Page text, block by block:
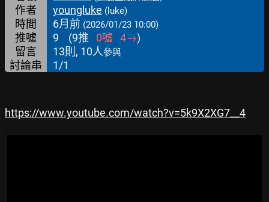
作者 youngluke (luke)
時間 6月前 (2026/01/23 10:00)
推噓 9 (9推 0噓 4→)
留言
13則, 10人參與
討論串 1/1
https://www.youtube.com/watch?v=5k9X2XG7__4